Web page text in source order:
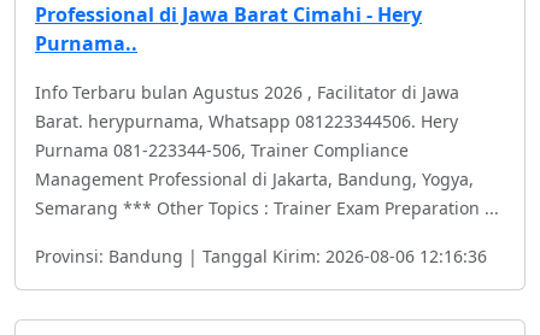
Professional di Jawa Barat Cimahi - Hery
Purnama..
Info Terbaru bulan Agustus 2026 , Facilitator di Jawa
Barat. herypurnama, Whatsapp 081223344506. Hery
Purnama 081-223344-506, Trainer Compliance
Management Professional di Jakarta, Bandung, Yogya,
Semarang *** Other Topics : Trainer Exam Preparation ...
Provinsi: Bandung | Tanggal Kirim: 2026-08-06 12:16:36